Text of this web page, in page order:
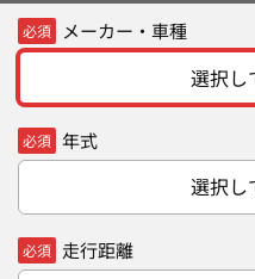
必須 メーカー・車種
選択し
必須 年式
選択し
必須 走行距離